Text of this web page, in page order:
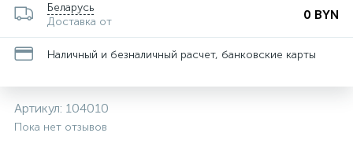
Беларусь
Доставка от
0 BYN
Наличный и безналичный расчет, банковские карты
Артикул: 104010
Пока нет отзывов